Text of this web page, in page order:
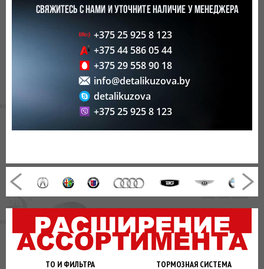
ТО И ФИЛЬТРА ТОРМОЗНАЯСИСТЕМА
СВЯЖИТЕСЬ С НАМИ И УТОЧНИТЕ НАЛИЧИЕ У МЕНЕДЖЕРА
+375 25 925 8 123
+375 44 586 05 44
+375 29 558 90 18
info@detalikuzova.by
detalikuzova
+375 25 925 8 123